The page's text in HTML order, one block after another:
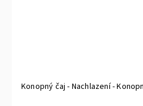
Konopný čaj - Nachlazení -